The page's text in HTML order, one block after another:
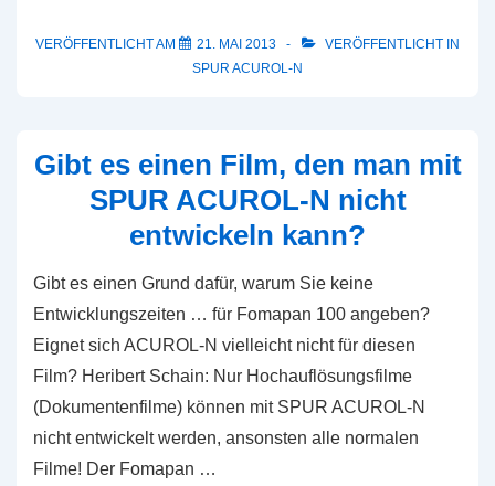
Tri-
@
ACUROL-
N
VERÖFFENTLICHT AM 21. MAI 2013
VERÖFFENTLICHT IN
SPUR ACUROL-N
Gibt es einen Film, den man mit
SPUR ACUROL-N nicht
entwickeln kann?
Gibt es einen Grund dafür, warum Sie keine
Entwicklungszeiten … für Fomapan 100 angeben?
Eignet sich ACUROL-N vielleicht nicht für diesen
Film? Heribert Schain: Nur Hochauflösungsfilme
(Dokumentenfilme) können mit SPUR ACUROL-N
nicht entwickelt werden, ansonsten alle normalen
Filme! Der Fomapan …